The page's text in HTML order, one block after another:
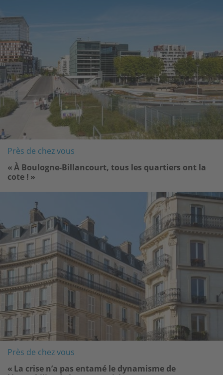
Près de chez vous
« À Boulogne-Billancourt, tous les quartiers ont la
cote ! »
Près de chez vous
« La crise n’a pas entamé le dynamisme de